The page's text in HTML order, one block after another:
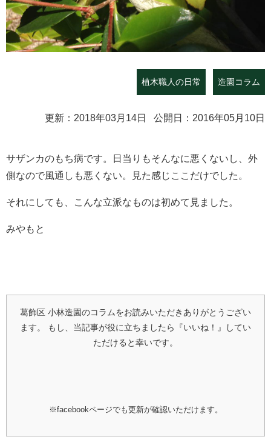
植木職人の日常 造園コラム
更新：2018年03月14日 公開日：2016年05月10日
サザンカのもち病です。日当りもそんなに悪くないし、外
側なので風通しも悪くない。見た感じここだけでした。
それにしても、こんな立派なものは初めて見ました。
みやもと
葛飾区 小林造園のコラムをお読みいただきありがとうござい
ます。
もし、当記事が役に立ちましたら『いいね！』してい
ただけると幸いです。
※facebookページでも更新が確認いただけます。